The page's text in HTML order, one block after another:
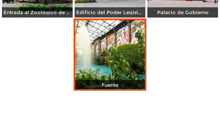
Entrada al Zoológico de Zacango Edificio del Poder Legislativo Palacio de Gobierno
Fuente